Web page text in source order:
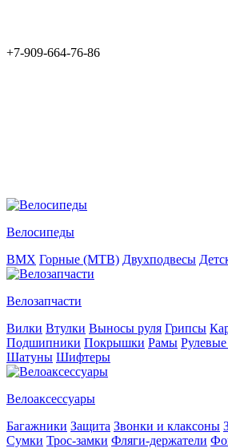
+7-909-664-76-86
Велосипеды
BMX Горные (MTB) Двухподвесы
Велозапчасти
Вилки Втулки Выносы руля Грипсы
Подшипники Покрышки Рамы
Шатуны Шифтеры
Велоаксессуары
Багажники Защита Звонки и клаксоны
Сумки Трос-замки Фляги-держатели